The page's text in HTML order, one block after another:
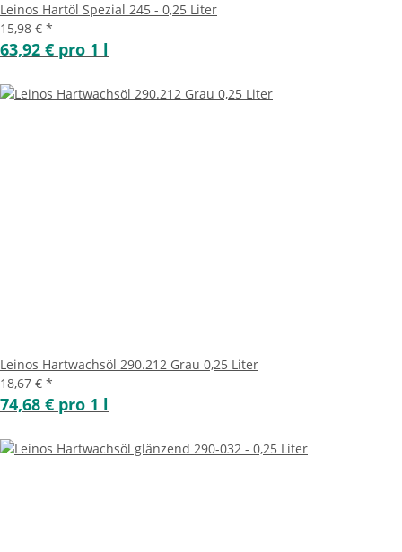
Leinos Hartöl Spezial 245 - 0,25 Liter
15,98 € *
63,92 € pro 1 l
Leinos Hartwachsöl 290.212 Grau 0,25 Liter
18,67 € *
74,68 € pro 1 l